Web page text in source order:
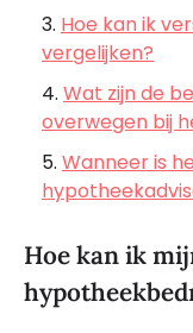
Hoe kan ik
vergelijken?
Wat zijn de
overwegen bij
Wanneer is
Hoe kan ik